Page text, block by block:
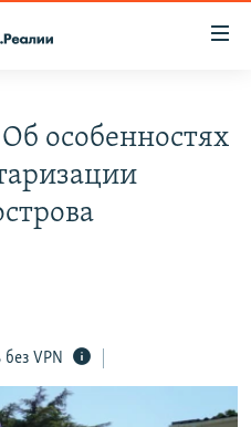
особенностях
VPN